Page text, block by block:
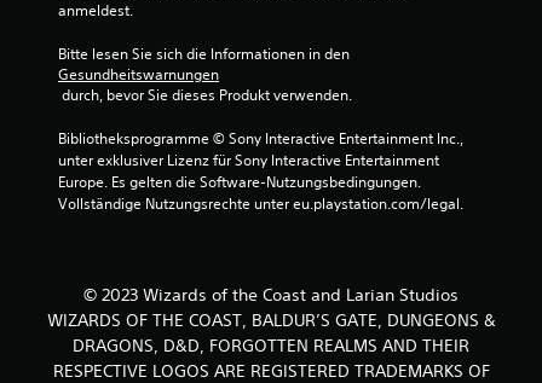
7
2
B
e
anmeldest.
Bitte lesen Sie sich die Informationen in den
Gesundheitswarnungen
durch, bevor Sie dieses Produkt verwenden.
Bibliotheksprogramme © Sony Interactive Entertainment Inc.,
unter exklusiver Lizenz für Sony Interactive Entertainment
Europe. Es gelten die Software-Nutzungsbedingungen.
Vollständige Nutzungsrechte unter eu.playstation.com/legal.
© 2023 Wizards of the Coast and Larian Studios
WIZARDS OF THE COAST, BALDUR’S GATE, DUNGEONS &
DRAGONS, D&D, FORGOTTEN REALMS AND THEIR
RESPECTIVE LOGOS ARE REGISTERED TRADEMARKS OF